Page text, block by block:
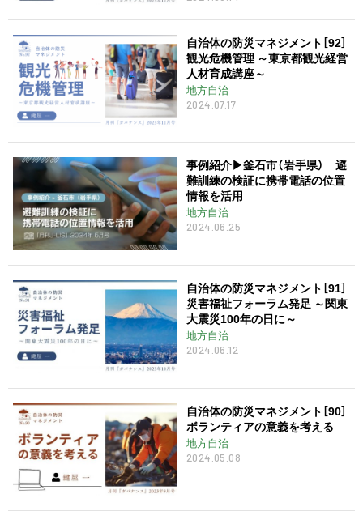
自治体の防災マネジメント［92］
観光危機管理 ～東京都観光経営
人材育成講座～
地方自治
2024.07.17
事例紹介▶︎釜石市（岩手県） 避
難訓練の検証に携帯電話の位置
情報を活用
地方自治
2024.06.25
自治体の防災マネジメント［91］
災害福祉フォーラム発足 ～関東
大震災100年の日に～
地方自治
2024.06.12
自治体の防災マネジメント［90］
ボランティアの意義を考える
地方自治
2024.05.08